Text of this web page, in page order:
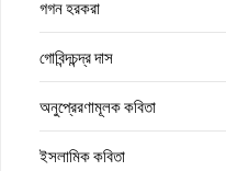
গগন হরকরা
গোবিন্দচন্দ্র দাস
অনুপ্রেরণামূলক কবিতা
ইসলামিক কবিতা